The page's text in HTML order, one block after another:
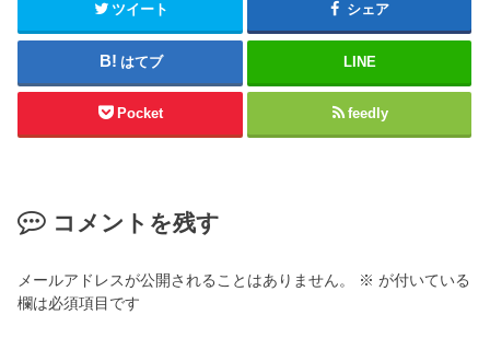
ツイート シェア
はてブ LINE
Pocket feedly
コメントを残す
メールアドレスが公開されることはありません。 ※ が付いている
欄は必須項目です